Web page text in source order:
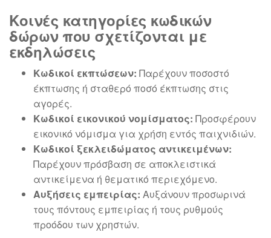
Κοινές κατηγορίες κωδικών
δώρων που σχετίζονται με
εκδηλώσεις
Κωδικοί εκπτώσεων: Παρέχουν ποσοστό
έκπτωσης ή σταθερό ποσό έκπτωσης στις
αγορές.
Κωδικοί εικονικού νομίσματος: Προσφέρουν
εικονικό νόμισμα για χρήση εντός παιχνιδιών.
Κωδικοί ξεκλειδώματος αντικειμένων:
Παρέχουν πρόσβαση σε αποκλειστικά
αντικείμενα ή θεματικό περιεχόμενο.
Αυξήσεις εμπειρίας: Αυξάνουν προσωρινά
τους πόντους εμπειρίας ή τους ρυθμούς
προόδου των χρηστών.